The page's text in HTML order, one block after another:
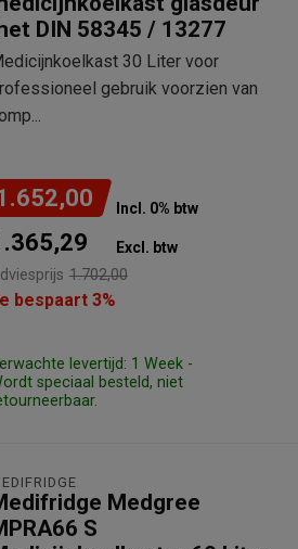
DIN 58345 / 13277
30 Liter voor
gebruik voorzien van
Incl. 0% btw
Excl. btw
1.702,00
bespaart 3%
levertijd: 1 Week -
speciaal besteld, niet
Medgree
S